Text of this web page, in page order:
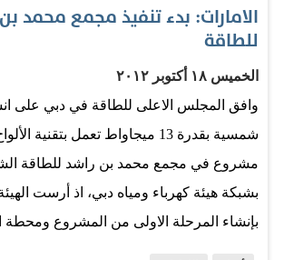
سعيد بعودتي إلى ابوظبي، هناك الكثير من
الامارات: بدء تنفيذ مجمع محمد
للطاقة
الخميس ١٨ أكتوبر ٢٠١٢
وافق المجلس الاعلى للطاقة في دبي على
شمسية بقدرة 13 ميجاواط تعمل
مشروع في مجمع محمد بن راشد للطاقة
بشبكة هيئة كهرباء ومياه دبي، اذ أرست
بإنشاء المرحلة الاولى من المشروع ومحطة